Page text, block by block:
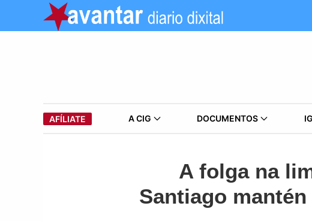
AFÍLIATE A CIG DOCUMENTOS
A folga na
Santiago